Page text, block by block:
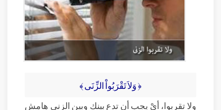
﴿ وَلاَ تَقْرَبُواْ الزِّنَى ﴾
ولا تقربوا، أيْ يجب أن تدع بينك وبين الزنى هامش